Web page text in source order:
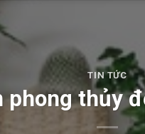
TIN TỨC
phong thủy